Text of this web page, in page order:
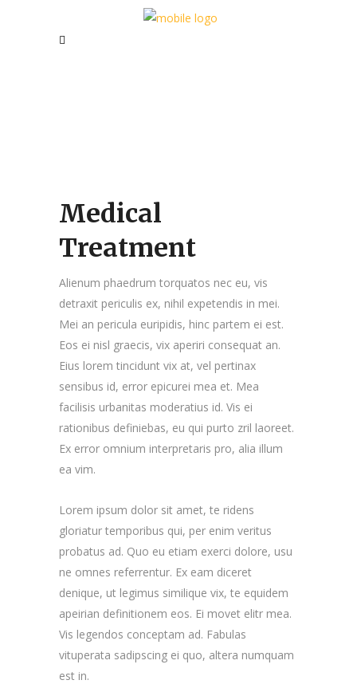
Medical
Treatment
Alienum phaedrum torquatos nec eu, vis
detraxit periculis ex, nihil expetendis in mei.
Mei an pericula euripidis, hinc partem ei est.
Eos ei nisl graecis, vix aperiri consequat an.
Eius lorem tincidunt vix at, vel pertinax
sensibus id, error epicurei mea et. Mea
facilisis urbanitas moderatius id. Vis ei
rationibus definiebas, eu qui purto zril laoreet.
Ex error omnium interpretaris pro, alia illum
ea vim.
Lorem ipsum dolor sit amet, te ridens
gloriatur temporibus qui, per enim veritus
probatus ad. Quo eu etiam exerci dolore, usu
ne omnes referrentur. Ex eam diceret
denique, ut legimus similique vix, te equidem
apeirian definitionem eos. Ei movet elitr mea.
Vis legendos conceptam ad. Fabulas
vituperata sadipscing ei quo, altera numquam
est in.